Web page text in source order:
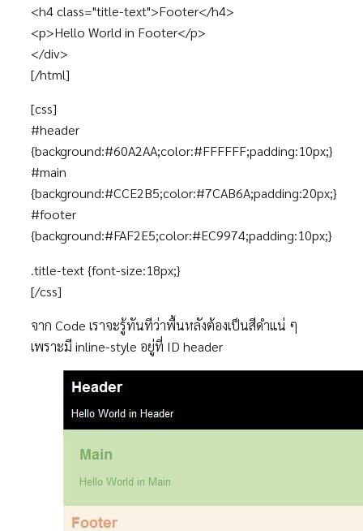
<h4 class="title-text">Footer</h4>
<p>Hello World in Footer</p>
</div>
[/html]
[css]
#header
{background:#60A2AA;color:#FFFFFF;padding:10px;}
#main
{background:#CCE2B5;color:#7CAB6A;padding:20px;}
#footer
{background:#FAF2E5;color:#EC9974;padding:10px;}
.title-text {font-size:18px;}
[/css]
จาก Code เราจะรู้ทันทีว่าพื้นหลังต้องเป็นสีดำแน่ ๆ
เพราะมี inline-style อยู่ที่ ID header